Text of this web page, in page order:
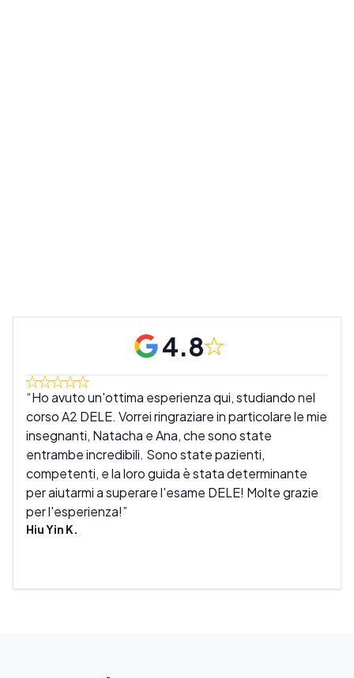
4.8
Ho avuto un'ottima esperienza qui, studiando nel
corso A2 DELE. Vorrei ringraziare in particolare le mie
insegnanti, Natacha e Ana, che sono state
entrambe incredibili. Sono state pazienti,
competenti, e la loro guida è stata determinante
per aiutarmi a superare l'esame DELE! Molte grazie
per l'esperienza!
Hiu Yin K.